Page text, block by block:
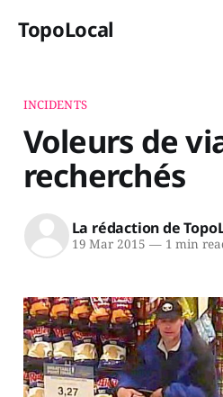
TopoLocal
INCIDENTS
Voleurs de
recherchés
La rédaction de
19 Mar 2015 —1 min